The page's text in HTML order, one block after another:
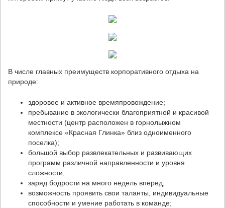
В числе главных преимуществ корпоративного отдыха на
природе:
здоровое и активное времяпровождение;
пребывание в экологически благоприятной и красивой
местности (центр расположен в горнолыжном
комплексе «Красная Глинка» близ одноименного
поселка);
большой выбор развлекательных и развивающих
программ различной направленности и уровня
сложности;
заряд бодрости на много недель вперед;
возможность проявить свои таланты, индивидуальные
способности и умение работать в команде;